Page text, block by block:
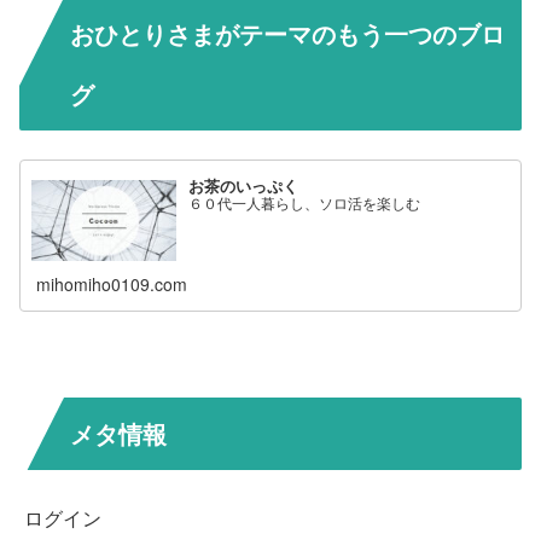
おひとりさまがテーマのもう一つのブロ
グ
お茶のいっぷく
６０代一人暮らし、ソロ活を楽しむ
mihomiho0109.com
メタ情報
ログイン